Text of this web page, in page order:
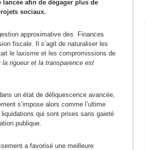
afin de dégager plus de
sociaux.
approximative des Finances
fiscale. Il s’agit de naturaliser les
le laxisme et les compromissions de
rigueur et la transparence est
un état de déliquescence avancée,
s’impose alors comme l’ultime
qui sont prises sans gaieté
publique.
a favorisé une meilleure